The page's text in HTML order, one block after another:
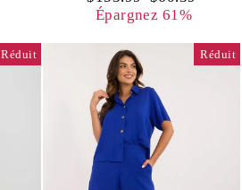
régulier réduit
Épargnez 61%
Réduit Réduit